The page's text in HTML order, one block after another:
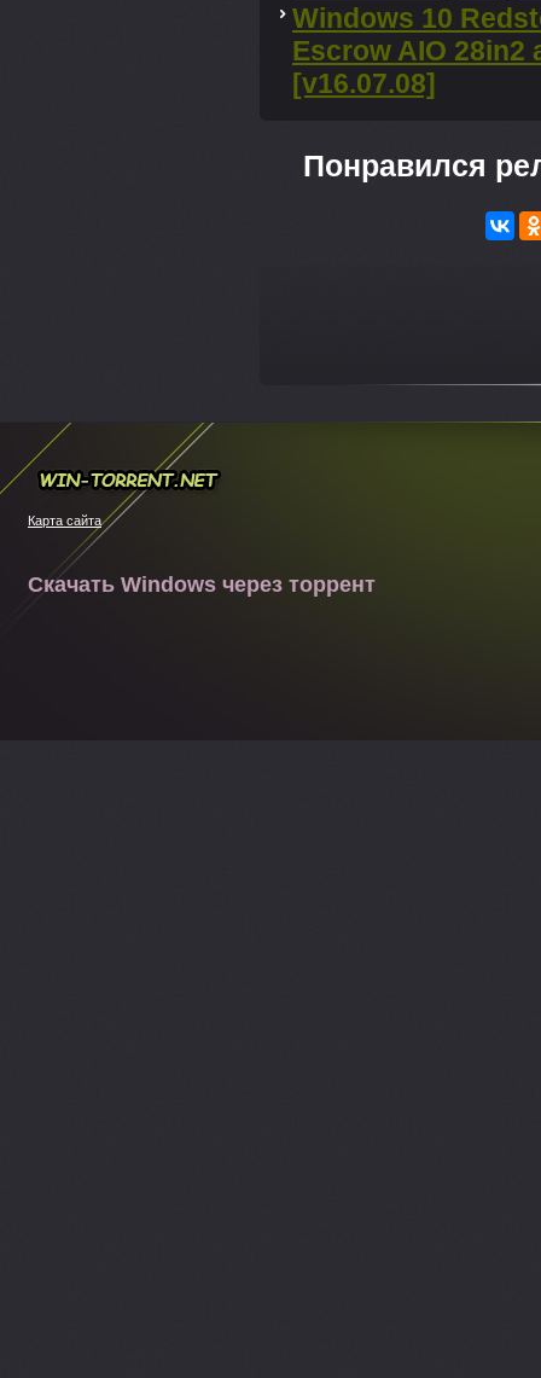
Windows 10
Escrow AIO 28in2
[v16.07.08]
Понравился
Карта сайта
Скачать Windows через торрент